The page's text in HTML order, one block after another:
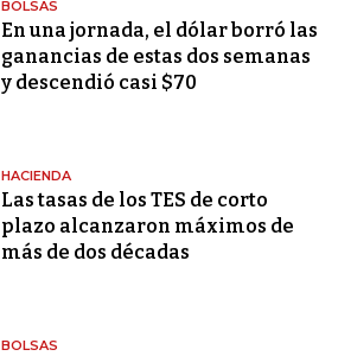
BOLSAS
En una jornada, el dólar borró las
ganancias de estas dos semanas
y descendió casi $70
HACIENDA
Las tasas de los TES de corto
plazo alcanzaron máximos de
más de dos décadas
BOLSAS